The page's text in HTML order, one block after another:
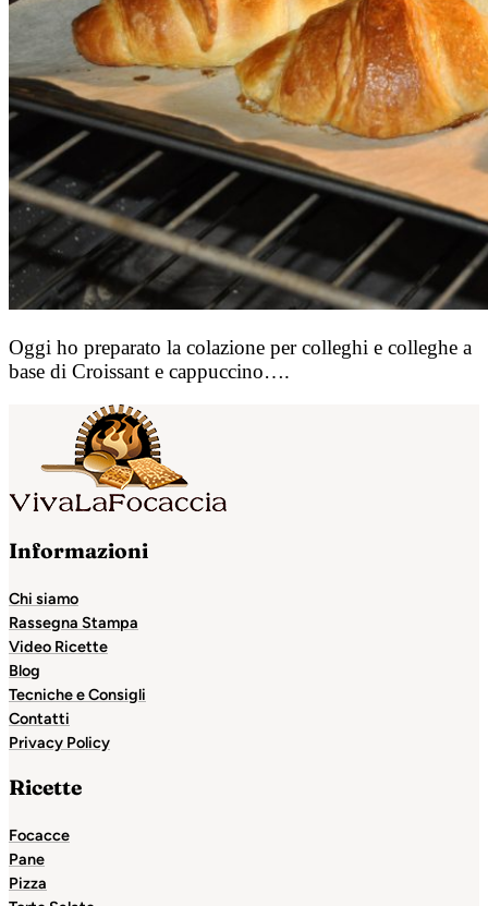
Oggi ho preparato la colazione per colleghi e colleghe a
base di Croissant e cappuccino….
Informazioni
Chi siamo
Rassegna Stampa
Video Ricette
Blog
Tecniche e Consigli
Contatti
Privacy Policy
Ricette
Focacce
Pane
Pizza